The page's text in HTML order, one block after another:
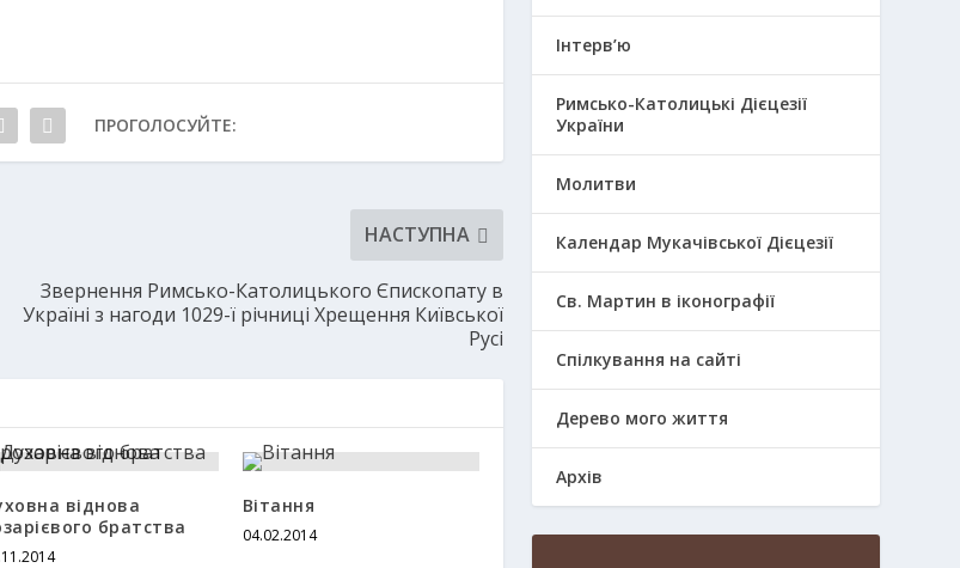
ПРОГОЛОСУЙТЕ:
НАСТУПНА
Звернення Римсько-Католицького Єпископату в
Україні з нагоди 1029-ї річниці Хрещення Київської
Русі
віднова
братства
Вітання
04.02.2014
Інтерв’ю
Римсько-Католицькі Дієцезії
України
Молитви
Календар Мукачівської Дієцезії
Св. Мартин в іконографії
Спілкування на сайті
Дерево мого життя
Архів